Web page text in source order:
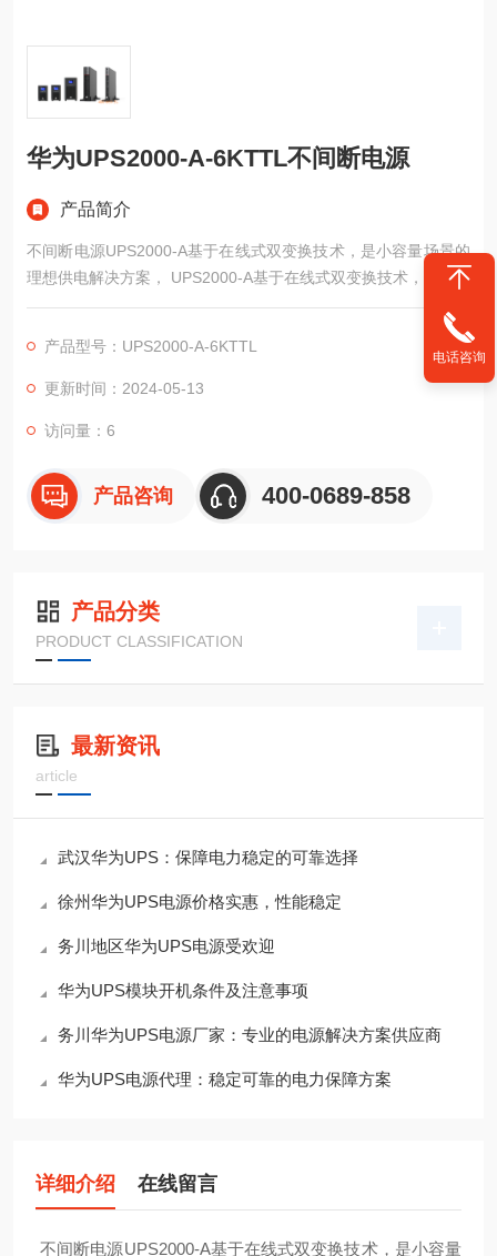
华为UPS2000-A-6KTTL不间断电源
产品简介
不间断电源UPS2000-A基于在线式双变换技术，是小容量场景的
理想供电解决方案， UPS2000-A基于在线式双变换技术，可全面
消除各类电网问题。支持塔式安装，标机内置电池。技术参数产
品系列UPS2000-A(1 kVA)UPS2000-A(2 kVA)UPS2000-A(3 kV
A)UPS2000-A(6 kVA)UPS2000-A(10 kVA)容量1 kVA2 kVA3 kVA
6 kVA10 kVA产品类型塔/p>
产品型号：UPS2000-A-6KTTL
更新时间：2024-05-13
访问量：6
产品咨询 400-0689-858
产品分类
PRODUCT CLASSIFICATION
最新资讯
article
武汉华为UPS：保障电力稳定的可靠选择
徐州华为UPS电源价格实惠，性能稳定
务川地区华为UPS电源受欢迎
华为UPS模块开机条件及注意事项
务川华为UPS电源厂家：专业的电源解决方案供应商
华为UPS电源代理：稳定可靠的电力保障方案
详细介绍 在线留言
不间断电源UPS2000-A基于在线式双变换技术，是小容量
电话咨询